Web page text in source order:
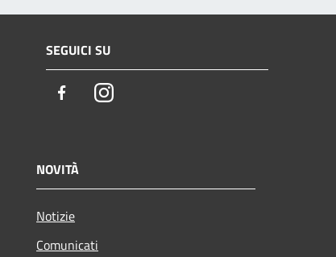
SEGUICI SU
FacebookInstagram
NOVITÀ
Notizie
Comunicati